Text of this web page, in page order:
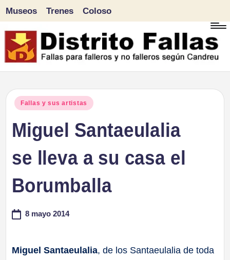
Saltar
al
Museos Trenes Coloso
Publicado
Fallas y sus artistas
Miguel Santaeulalia
se lleva a su casa el
Borumballa
8 mayo 2014
Miguel Santaeulalia, de los Santaeulalia de toda